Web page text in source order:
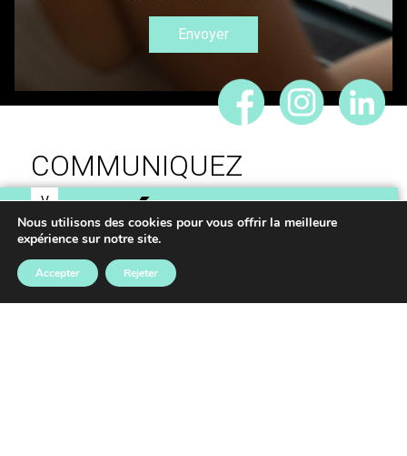
COMMUNIQUEZ
V
O
S
IDÉES,
RÉALISONS VOS
Nous utilisons des cookies pour vous offrir la meilleure
expérience sur notre site.
Accepter Rejeter